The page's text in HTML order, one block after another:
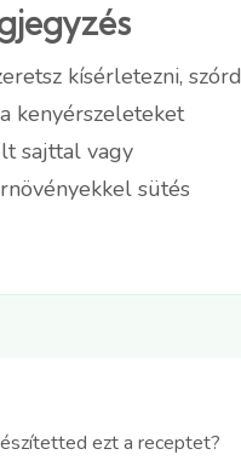
kísérletezni, szórd
kenyérszeleteket
sajttal vagy
sütés
ezt a receptet?